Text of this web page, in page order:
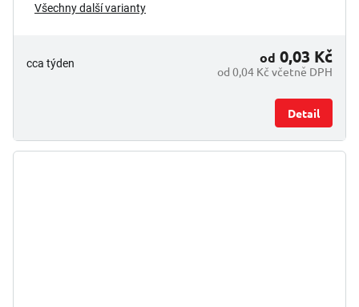
Všechny další varianty
cca týden
od 0,04 Kč včetně DPH
od 0,03 Kč
Detail